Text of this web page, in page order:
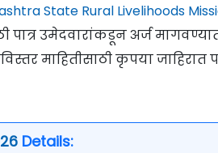
State Rural Livelihoods
पात्र उमेदवारांकडून अर्ज
माहितीसाठी कृपया जाहिरात
Details: